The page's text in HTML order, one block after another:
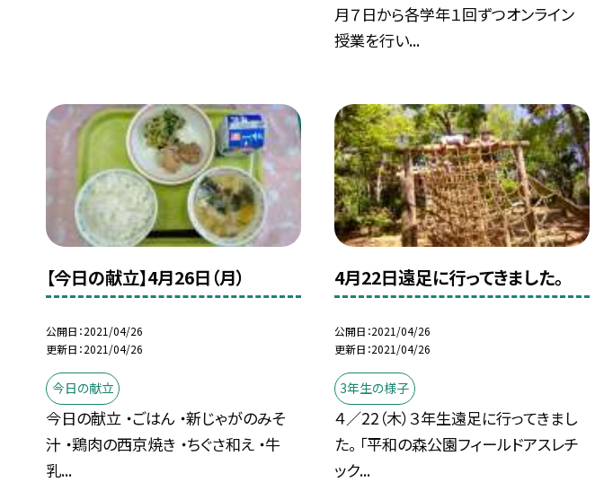
月７日から各学年１回ずつオンライン
授業を行い...
【今日の献立】4月26日（月）
公開日 2021/04/26
更新日 2021/04/26
今日の献立
今日の献立 ・ごはん ・新じゃがのみそ
汁 ・鶏肉の西京焼き ・ちぐさ和え ・牛
乳...
4月22日遠足に行ってきました。
公開日 2021/04/26
更新日 2021/04/26
3年生の様子
４／22（木）３年生遠足に行ってきまし
た。 「平和の森公園フィールドアスレチ
ック...